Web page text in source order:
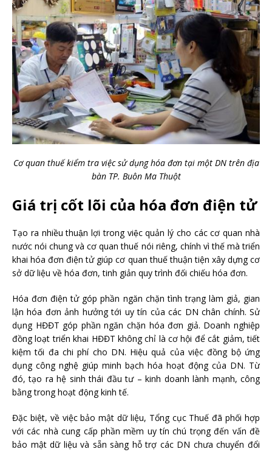
Cơ quan thuế kiểm tra việc sử dụng hóa đơn tại một DN trên địa
bàn TP. Buôn Ma Thuột
Giá trị cốt lõi của hóa đơn điện tử
Tạo ra nhiều thuận lợi trong việc quản lý cho các cơ quan nhà
nước nói chung và cơ quan thuế nói riêng, chính vì thế mà triển
khai hóa đơn điện tử giúp cơ quan thuế thuận tiện xây dựng cơ
sở dữ liệu về hóa đơn, tinh giản quy trình đối chiếu hóa đơn.
Hóa đơn điện tử góp phần ngăn chặn tình trạng làm giả, gian
lận hóa đơn ảnh hưởng tới uy tín của các DN chân chính. Sử
dụng HĐĐT góp phần ngăn chặn hóa đơn giả. Doanh nghiệp
đồng loạt triển khai HĐĐT không chỉ là cơ hội để cắt giảm, tiết
kiệm tối đa chi phí cho DN. Hiệu quả của việc đồng bộ ứng
dụng công nghệ giúp minh bạch hóa hoạt động của DN. Từ
đó, tạo ra hệ sinh thái đầu tư – kinh doanh lành mạnh, công
bằng trong hoạt động kinh tế.
Đặc biệt, về việc bảo mật dữ liệu, Tổng cục Thuế đã phối hợp
với các nhà cung cấp phần mềm uy tín chú trọng đến vấn đề
bảo mật dữ liệu và sẵn sàng hỗ trợ các DN chưa chuyển đổi